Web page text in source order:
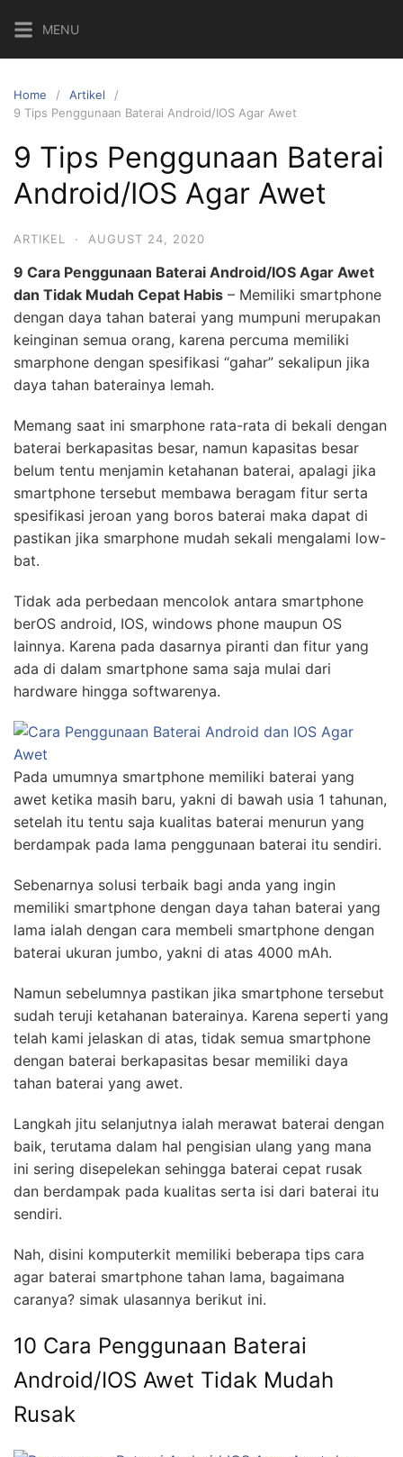
MENU
Home
Artikel
9 Tips Penggunaan Baterai Android/IOS Agar Awet
9 Tips Penggunaan Baterai
Android/IOS Agar Awet
ARTIKEL · AUGUST 24, 2020
9 Cara Penggunaan Baterai Android/IOS Agar Awet
dan Tidak Mudah Cepat Habis – Memiliki smartphone
dengan daya tahan baterai yang mumpuni merupakan
keinginan semua orang, karena percuma memiliki
smarphone dengan spesifikasi “gahar” sekalipun jika
daya tahan baterainya lemah.
Memang saat ini smarphone rata-rata di bekali dengan
baterai berkapasitas besar, namun kapasitas besar
belum tentu menjamin ketahanan baterai, apalagi jika
smartphone tersebut membawa beragam fitur serta
spesifikasi jeroan yang boros baterai maka dapat di
pastikan jika smarphone mudah sekali mengalami low-
bat.
Tidak ada perbedaan mencolok antara smartphone
berOS android, IOS, windows phone maupun OS
lainnya. Karena pada dasarnya piranti dan fitur yang
ada di dalam smartphone sama saja mulai dari
hardware hingga softwarenya.
Pada umumnya smartphone memiliki baterai yang
awet ketika masih baru, yakni di bawah usia 1 tahunan,
setelah itu tentu saja kualitas baterai menurun yang
berdampak pada lama penggunaan baterai itu sendiri.
Sebenarnya solusi terbaik bagi anda yang ingin
memiliki smartphone dengan daya tahan baterai yang
lama ialah dengan cara membeli smartphone dengan
baterai ukuran jumbo, yakni di atas 4000 mAh.
Namun sebelumnya pastikan jika smartphone tersebut
sudah teruji ketahanan baterainya. Karena seperti yang
telah kami jelaskan di atas, tidak semua smartphone
dengan baterai berkapasitas besar memiliki daya
tahan baterai yang awet.
Langkah jitu selanjutnya ialah merawat baterai dengan
baik, terutama dalam hal pengisian ulang yang mana
ini sering disepelekan sehingga baterai cepat rusak
dan berdampak pada kualitas serta isi dari baterai itu
sendiri.
Nah, disini komputerkit memiliki beberapa tips cara
agar baterai smartphone tahan lama, bagaimana
caranya? simak ulasannya berikut ini.
10 Cara Penggunaan Baterai
Android/IOS Awet Tidak Mudah
Rusak